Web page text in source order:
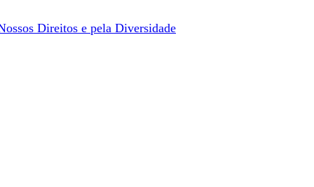
Direitos e pela Diversidade